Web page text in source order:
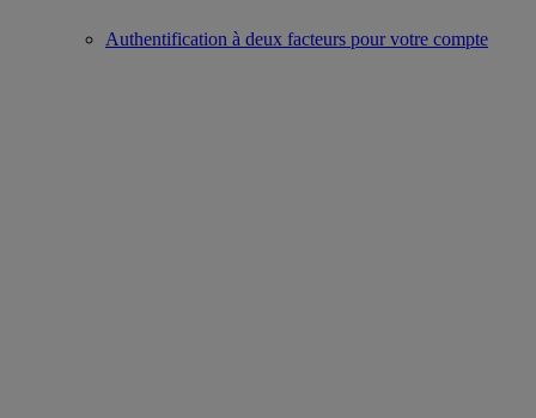
Authentification à deux facteurs pour votre compte